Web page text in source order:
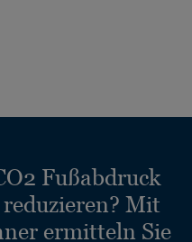
Fußabdruck
Mit
ermitteln Sie